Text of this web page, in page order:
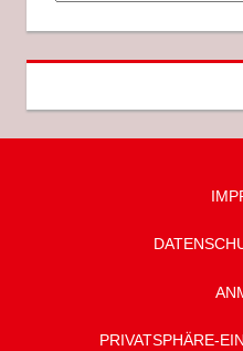
PRIVATSPHÄRE-